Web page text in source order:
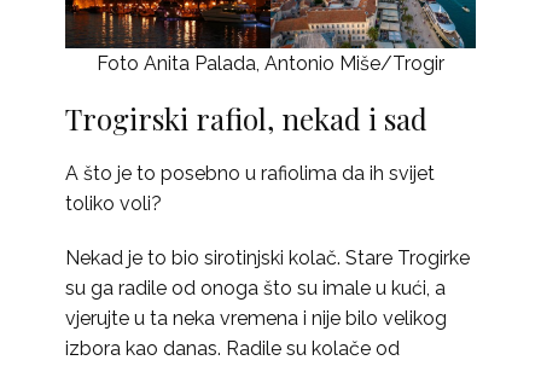
Foto Anita Palada, Antonio Miše/Trogir
Trogirski rafiol, nekad i sad
A što je to posebno u rafiolima da ih svijet
toliko voli?
Nekad je to bio sirotinjski kolač. Stare Trogirke
su ga radile od onoga što su imale u kući, a
vjerujte u ta neka vremena i nije bilo velikog
izbora kao danas. Radile su kolače od